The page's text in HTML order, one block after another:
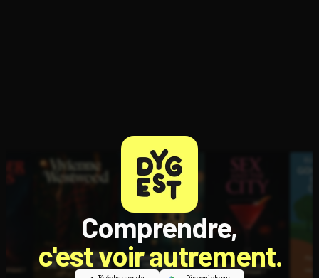
Comprendre,
c'est voir autrement.